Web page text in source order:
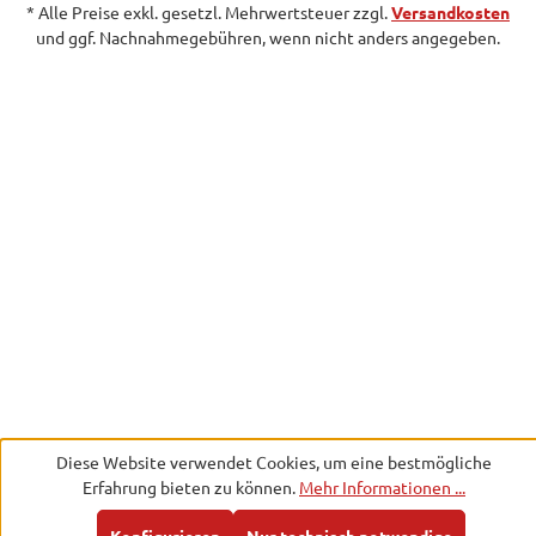
* Alle Preise exkl. gesetzl. Mehrwertsteuer zzgl.Versandkosten
und ggf. Nachnahmegebühren, wenn nicht anders angegeben.
Diese Website verwendet Cookies, um eine bestmögliche
Erfahrung bieten zu können. Mehr Informationen ...